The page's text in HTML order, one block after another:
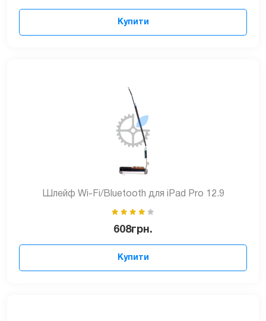
Купити
Шлейф Wi-Fi/Bluetooth для iPad Pro 12.9
608грн.
Купити